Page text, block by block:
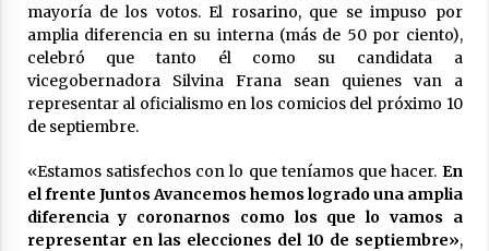
mayoría de los votos. El rosarino, que se impuso por
amplia diferencia en su interna (más de 50 por ciento),
celebró que tanto él como su candidata a
vicegobernadora Silvina Frana sean quienes van a
representar al oficialismo en los comicios del próximo 10
de septiembre.
«Estamos satisfechos con lo que teníamos que hacer. En
el frente Juntos Avancemos hemos logrado una amplia
diferencia y coronarnos como los que lo vamos a
representar en las elecciones del 10 de septiembre»,